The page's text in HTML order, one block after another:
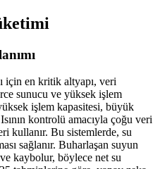
için en kritik altyapı, veri
sunucu ve yüksek işlem
işlem kapasitesi, büyük
kontrolü amacıyla çoğu veri
kullanır. Bu sistemlerde, su
sağlanır. Buharlaşan suyun
kaybolur, böylece net su